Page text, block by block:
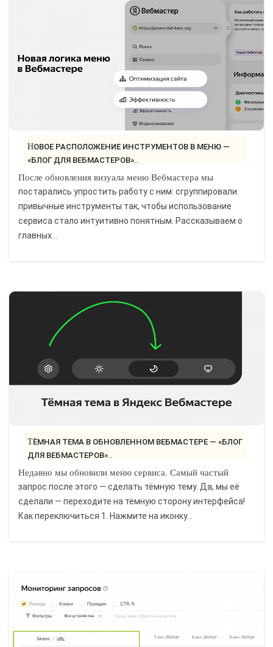
НОВОЕ РАСПОЛОЖЕНИЕ ИНСТРУМЕНТОВ В МЕНЮ —
«БЛОГ ДЛЯ ВЕБМАСТЕРОВ»..
После обновления визуала меню Вебмастера мы
постарались упростить работу с ним: сгруппировали
привычные инструменты так, чтобы использование
сервиса стало интуитивно понятным. Рассказываем о
главных...
ТЁМНАЯ ТЕМА В ОБНОВЛЕННОМ ВЕБМАСТЕРЕ — «БЛОГ
ДЛЯ ВЕБМАСТЕРОВ»..
Недавно мы обновили меню сервиса. Самый частый
запрос после этого — сделать тёмную тему. Да, мы её
сделали — переходите на тёмную сторону интерфейса!
Как переключиться 1. Нажмите на иконку...